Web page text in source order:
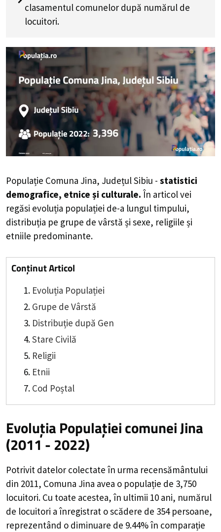
clasamentul comunelor după numărul de
locuitori.
Populație Comuna Jina, Județul Sibiu - statistici
demografice, etnice și culturale. În articol vei
regăsi evoluția populației de-a lungul timpului,
distribuția pe grupe de vârstă și sexe, religiile și
etniile predominante.
Conținut Articol
Evoluția Populației
Grupe de Vârstă
Distribuție după Gen
Stare Civilă
Religii
Etnii
Cod Poștal
Evoluția Populației comunei Jina
(2011 - 2022)
Potrivit datelor colectate în urma recensământului
din 2011, Comuna Jina avea o populație de 3,750
locuitori. Cu toate acestea, în ultimii 10 ani, numărul
de locuitori a înregistrat oscădere de 354persoane,
reprezentând o diminuare de 9.44%în comparație